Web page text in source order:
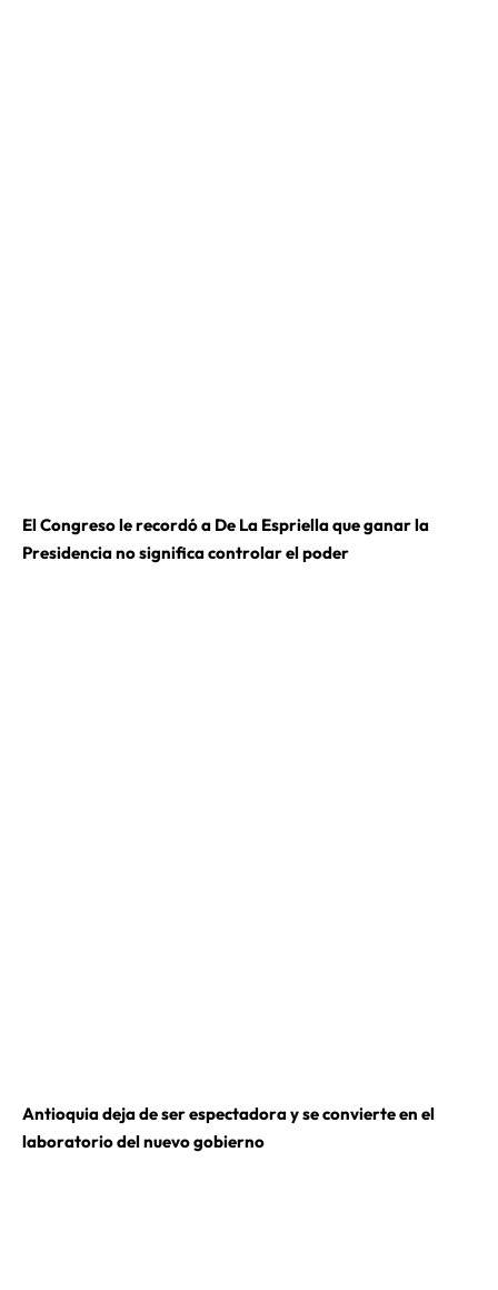
El Congreso le recordó a De La Espriella que ganar la
Presidencia no significa controlar el poder
Antioquia deja de ser espectadora y se convierte en el
laboratorio del nuevo gobierno